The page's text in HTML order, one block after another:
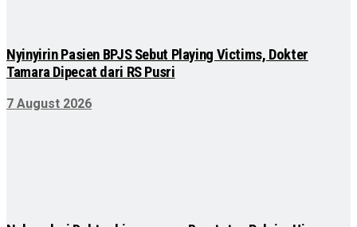
Nyinyirin Pasien BPJS Sebut Playing Victims, Dokter
Tamara Dipecat dari RS Pusri
7 August 2026